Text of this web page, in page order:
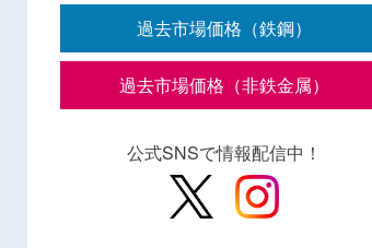
過去市場価格（鉄鋼）
過去市場価格（非鉄金属）
公式SNSで情報配信中！